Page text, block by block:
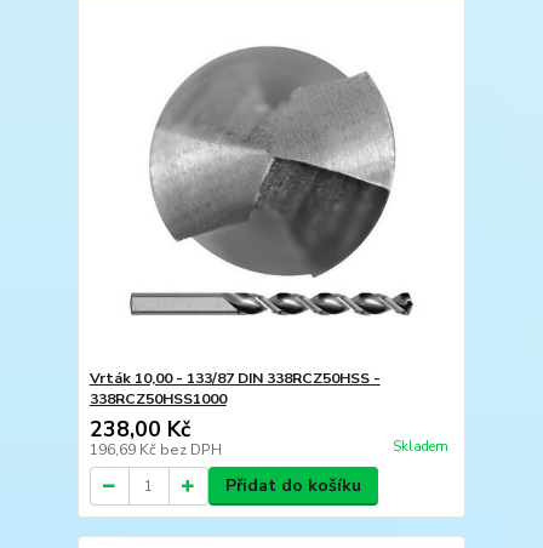
Vrták 10,00 - 133/87 DIN 338RCZ50HSS -
338RCZ50HSS1000
238,00 Kč
196,69 Kč bez DPH Skladem
Přidat do košíku